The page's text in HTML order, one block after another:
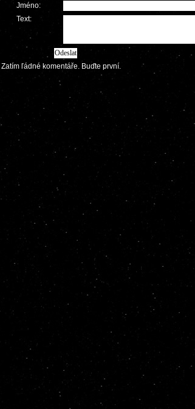
Jméno:
Text:
Zatím ľádné komentáře. Buďte první.